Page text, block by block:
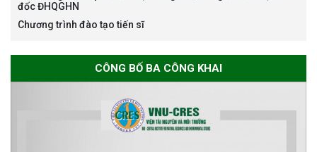
Thông báo chương trình học
bổng Nagao tại Việt Nam năm
đốc ĐHQGHN
Chương trình đào tạo tiến sĩ
CÔNG BỐ BA CÔNG KHAI